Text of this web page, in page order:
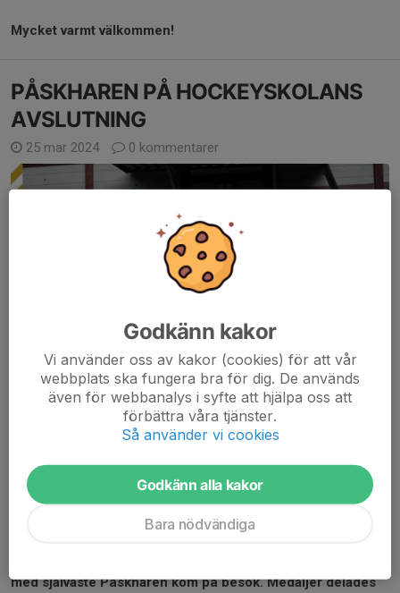
Mycket varmt välkommen!
PÅSKHAREN PÅ HOCKEYSKOLANS
AVSLUTNING
25 mar 2024 0 kommentarer
med självaste Påskharen kom på besök. Medaljer delades
Godkänn kakor
Vi använder oss av kakor (cookies) för att vår
webbplats ska fungera bra för dig. De används
även för webbanalys i syfte att hjälpa oss att
förbättra våra tjänster.
Så använder vi cookies
Godkänn alla kakor
Bara nödvändiga